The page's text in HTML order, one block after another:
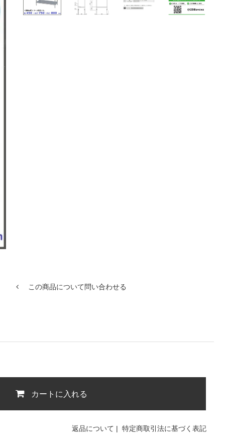
この商品について問い合わせる
カートに入れる
返品について | 特定商取引法に基づく表記